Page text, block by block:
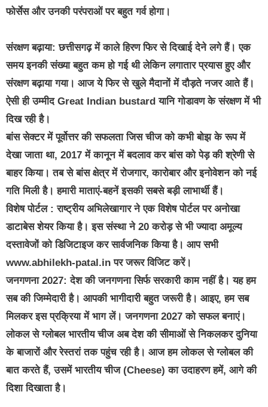
फोर्सेस और उनकी परंपराओं पर बहुत गर्व होगा।
संरक्षण बढ़ाया: छत्तीसगढ़ में काले हिरण फिर से दिखाई देने लगे हैं। एक
समय इनकी संख्या बहुत कम हो गई थी लेकिन लगातार प्रयास हुए और
संरक्षण बढ़ाया गया। आज ये फिर से खुले मैदानों में दौड़ते नजर आते हैं।
ऐसी ही उम्मीद Great Indian bustard यानि गोडावण के संरक्षण में भी
दिख रही है।
बांस सेक्टर में पूर्वोत्तर की सफलता जिस चीज को कभी बोझ के रूप में
देखा जाता था, 2017 में कानून में बदलाव कर बांस को पेड़ की श्रेणी से
बाहर किया। तब से बांस क्षेत्र में रोजगार, कारोबार और इनोवेशन को नई
गति मिली है। हमारी माताएं-बहनें इसकी सबसे बड़ी लाभार्थी हैं।
विशेष पोर्टल : राष्ट्रीय अभिलेखागार ने एक विशेष पोर्टल पर अनोखा
डाटाबेस शेयर किया है। इस संस्था ने 20 करोड़ से भी ज्यादा अमूल्य
दस्तावेजों को डिजिटाइज कर सार्वजनिक किया है। आप सभी
www.abhilekh-patal.in पर जरूर विजिट करें।
जनगणना 2027: देश की जनगणना सिर्फ सरकारी काम नहीं है। यह हम
सब की जिम्मेदारी है। आपकी भागीदारी बहुत जरूरी है। आइए, हम सब
मिलकर इस प्रक्रिया में भाग लें। जनगणना 2027 को सफल बनाएं।
लोकल से ग्लोबल भारतीय चीज अब देश की सीमाओं से निकलकर दुनिया
के बाजारों और रेस्तरां तक पहुंच रही है। आज हम लोकल से ग्लोबल की
बात करते हैं, उसमें भारतीय चीज (Cheese) का उदाहरण हमें, आगे की
दिशा दिखाता है।